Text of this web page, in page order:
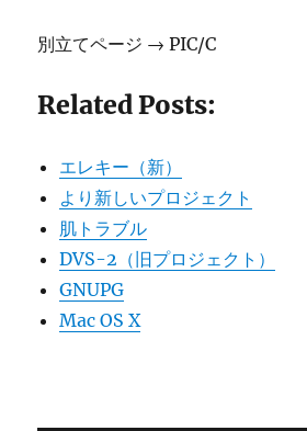
別立てページ → PIC/C
Related Posts:
エレキー（新）
より新しいプロジェクト
肌トラブル
DVS-2（旧プロジェクト）
GNUPG
Mac OS X